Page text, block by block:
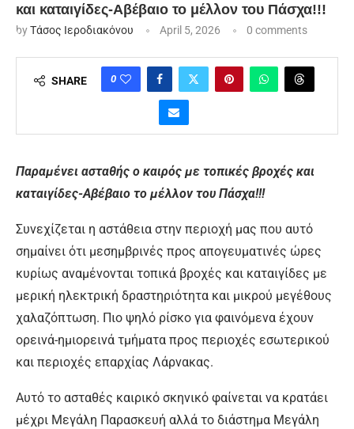
και καταιγίδες-Αβέβαιο το μέλλον του Πάσχα!!!
byΤάσος Ιεροδιακόνου April 5, 2026 0 comments
SHARE 0
Παραμένει ασταθής ο καιρός με τοπικές βροχές και
καταιγίδες-Αβέβαιο το μέλλον του Πάσχα!!!
Συνεχίζεται η αστάθεια στην περιοχή μας που αυτό
σημαίνει ότι μεσημβρινές προς απογευματινές ώρες
κυρίως αναμένονται τοπικά βροχές και καταιγίδες με
μερική ηλεκτρική δραστηριότητα και μικρού μεγέθους
χαλαζόπτωση. Πιο ψηλό ρίσκο για φαινόμενα έχουν
ορεινά-ημιορεινά τμήματα προς περιοχές εσωτερικού
και περιοχές επαρχίας Λάρνακας.
Αυτό το ασταθές καιρικό σκηνικό φαίνεται να κρατάει
μέχρι Μεγάλη Παρασκευή αλλά το διάστημα Μεγάλη